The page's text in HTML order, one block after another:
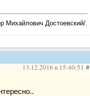
Михайлович Достоевский/.
13.12.2016 в 15:40:51 #